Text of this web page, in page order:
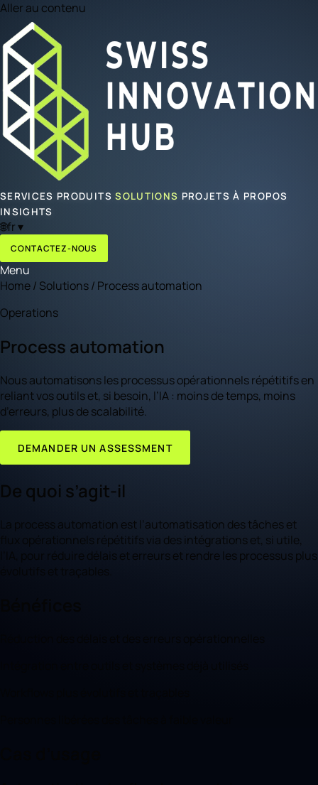
Aller au contenu
SERVICES PRODUITSSOLUTIONS PROJETSÀ PROPOS
INSIGHTS
🌐fr▾
CONTACTEZ-NOUS
Menu
Home/ Solutions/ Process automation
Operations
Process automation
Nous automatisons les processus opérationnels répétitifs en
reliant vos outils et, si besoin, l’IA : moins de temps, moins
d’erreurs, plus de scalabilité.
DEMANDER UN ASSESSMENT
De quoi s’agit-il
La process automation est l’automatisation des tâches et
flux opérationnels répétitifs via des intégrations et, si utile,
l’IA, pour réduire délais et erreurs et rendre les processus plus
évolutifs et traçables.